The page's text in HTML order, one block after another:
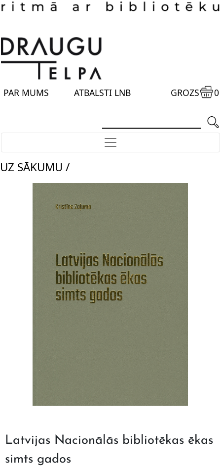
PAR MUMS ATBALSTI LNB GROZS 0
UZ SĀKUMU /
Latvijas Nacionālās bibliotēkas ēkas
simts gados